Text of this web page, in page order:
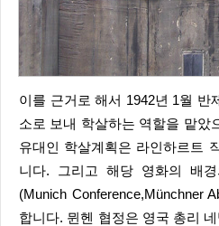
이를 근거로 해서 1942년 1월 반제 회의에서 유대인들을 수용
소로 보내 학살하는 역할을 맡았
유대인 학살계획은 라인하르트
니다. 그리고 해당 영화의 배
(Munich Conference,Münchner
합니다. 뮌헨 협정은 영국 총리